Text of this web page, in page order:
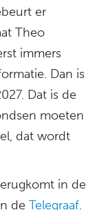
er
Theo
immers
Dan is
Dat is de
moeten
dat wordt
in de
de Telegraaf.